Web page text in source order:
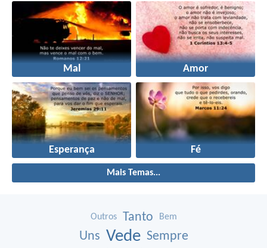
Mal Amor
Esperança Fé
Mais Temas...
Outros Tanto Bem
Uns Vede Sempre